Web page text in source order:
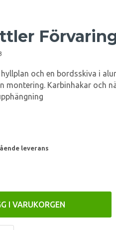
och en bordsskiva i
montering. Karbinhakar och
leverans
I VARUKORGEN